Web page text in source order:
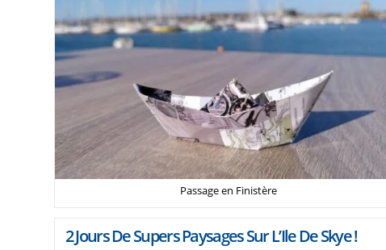
Passage en Finistère
2 Jours De Supers Paysages Sur L’Ile De Skye !